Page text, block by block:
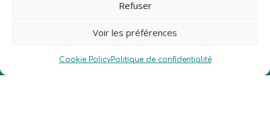
Refuser
Voir les préférences
Cookie PolicyPolitique de confidentialité